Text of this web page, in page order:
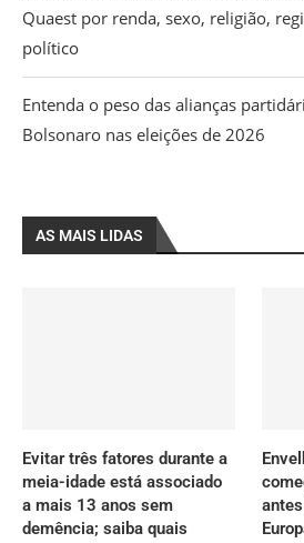
Quaest por renda, sexo, religião,
político
Entenda o peso das alianças
Bolsonaro nas eleições de 2026
AS MAIS LIDAS
Evitar três fatores durante a
meia-idade está associado
a mais 13 anos sem
demência; saiba quais